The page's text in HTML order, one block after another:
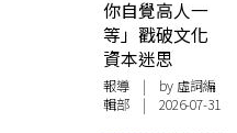
你自覺高人一
等」戳破文化
資本迷思
報導 | by 虛詞編
輯部 | 2026-07-31